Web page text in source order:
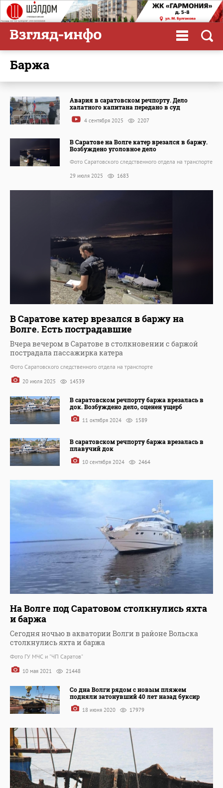
баржа
Авария в саратовском речпорту. Дело
халатного капитана передано в суд
4 сентября 2025 2207
В Саратове на Волге катер врезался в баржу.
Возбуждено уголовное дело
Фото Саратовского следственного отдела на транспорте
29 июля 2025 1683
В Саратове катер врезался в баржу на
Волге. Есть пострадавшие
Вчера вечером в Саратове в столкновении с баржой
пострадала пассажирка катера
Фото Саратовского следственного отдела на транспорте
20 июля 2025 14539
В саратовском речпорту баржа врезалась в
док. Возбуждено дело, оценен ущерб
11 октября 2024 1589
В саратовском речпорту баржа врезалась в
плавучий док
10 сентября 2024 2464
На Волге под Саратовом столкнулись яхта
и баржа
Сегодня ночью в акватории Волги в районе Вольска
столкнулись яхта и баржа
Фото ГУ МЧС и "ЧП Саратов"
10 мая 2021 21448
Со дна Волги рядом с новым пляжем
подняли затонувший 40 лет назад буксир
18 июня 2020 17979